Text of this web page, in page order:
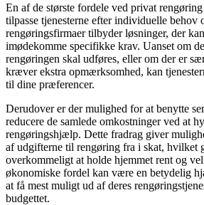
En af de største fordele ved privat
tilpasse tjenesterne efter individuelle behov
rengøringsfirmaer tilbyder løsninger, der
imødekomme specifikke krav. Uanset om
rengøringen skal udføres, eller om der er
kræver ekstra opmærksomhed, kan
til dine præferencer.
Derudover er der mulighed for at benytte
reducere de samlede omkostninger ved at
rengøringshjælp. Dette fradrag giver
af udgifterne til rengøring fra i skat, hvilket
overkommeligt at holde hjemmet rent og
økonomiske fordel kan være en betydelig
at få mest muligt ud af deres
budgettet.